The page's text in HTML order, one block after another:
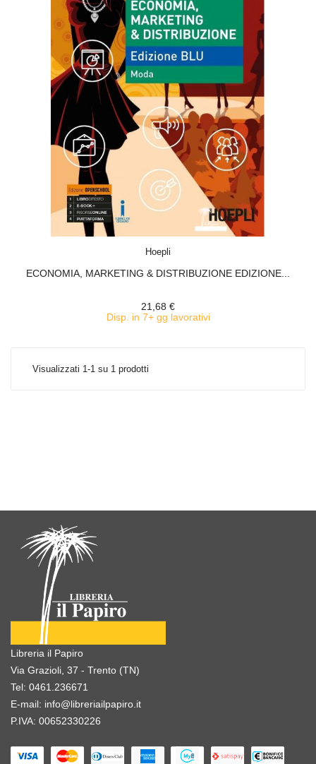
Hoepli
ECONOMIA, MARKETING & DISTRIBUZIONE EDIZIONE...
21,68 €
Disp. in 7+ gg lavorativi
Visualizzati 1-1 su 1 prodotti
Libreria il Papiro
Via Grazioli, 37 - Trento (TN)
Tel: 0461.236671
E-mail: info@libreriailpapiro.it
P.IVA: 00652330226